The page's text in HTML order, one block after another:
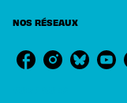
NOS RÉSEAUX